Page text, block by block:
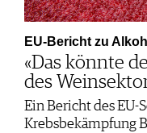
EU-Bericht zu
«Das könnte
des
Ein Bericht des EU-
Krebsbekämpfung